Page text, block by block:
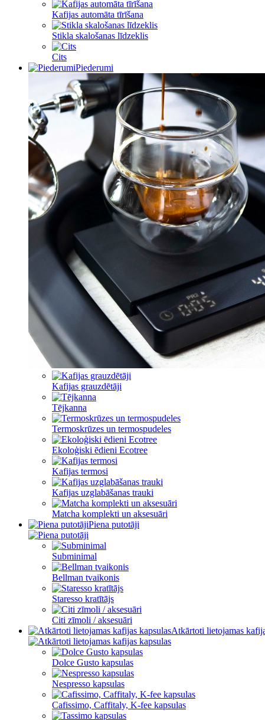
Kafijas automāta tīrīšana
Stikla skalošanas līdzeklis
Cits
Piederumi
Kafijas grauzdētāji
Tējkanna
Termoskrūzes un termospudeles
Ekoloģiski ēdieni Ecotree
Kafijas termosi
Kafijas uzglabāšanas trauki
Matcha komplekti un aksesuāri
Piena putotāji
Subminimal
Bellman tvaikonis
Staresso kratītājs
Citi zīmoli / aksesuāri
Atkārtoti lietojamas
Dolce Gusto kapsulas
Nespresso kapsulas
Cafissimo, Caffitaly, K-fee kapsulas